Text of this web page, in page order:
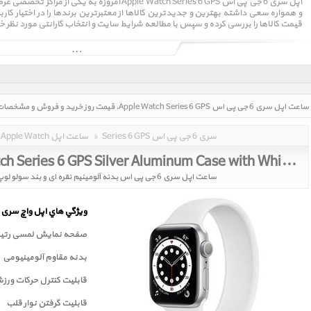
و همواره سعی داشته بهترین و جدیدترین کالاها از معتبرترین برندها را در اختیار
قیمت کالاها را بررسی کرده و سپس با مطالعه شرایط سایت و انتخاب گارانتی مورد
Apple Watch ساعت اپل » Series 6 GPS سری 6 جی پی اس
Apple Watch Series 6 GPS Silver Aluminum Case with White Solo Loop 44mm
ساعت اپل سری 6 جی پی اس بدنه آلومینیم نقره ای و بند سولو لوپ سفید 44 میلیمتر
ويژگي هاي اپل واچ سری 6
صفحه نمايش لمسی
بدنه مقاوم آلومینیومی
قابلیت کنترل حرکات
قابليت گرفتن نوار قلب